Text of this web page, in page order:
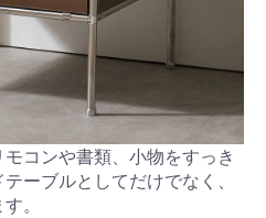
コンや書類、小物をすっき
ーブルとしてだけでなく、
。